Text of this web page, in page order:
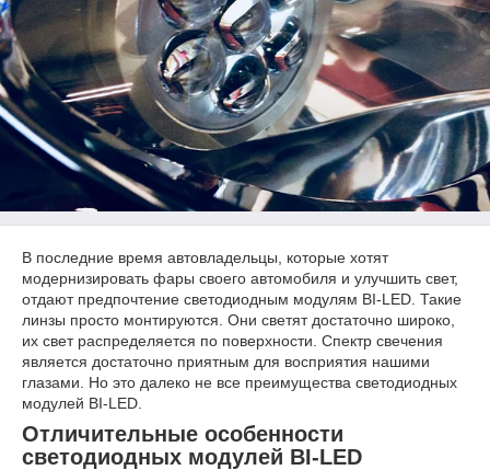
В последние время автовладельцы, которые хотят
модернизировать фары своего автомобиля и улучшить свет,
отдают предпочтение светодиодным модулям BI-LED. Такие
линзы просто монтируются. Они светят достаточно широко,
их свет распределяется по поверхности. Спектр свечения
является достаточно приятным для восприятия нашими
глазами. Но это далеко не все преимущества светодиодных
модулей BI-LED.
Отличительные особенности
светодиодных модулей BI-LED